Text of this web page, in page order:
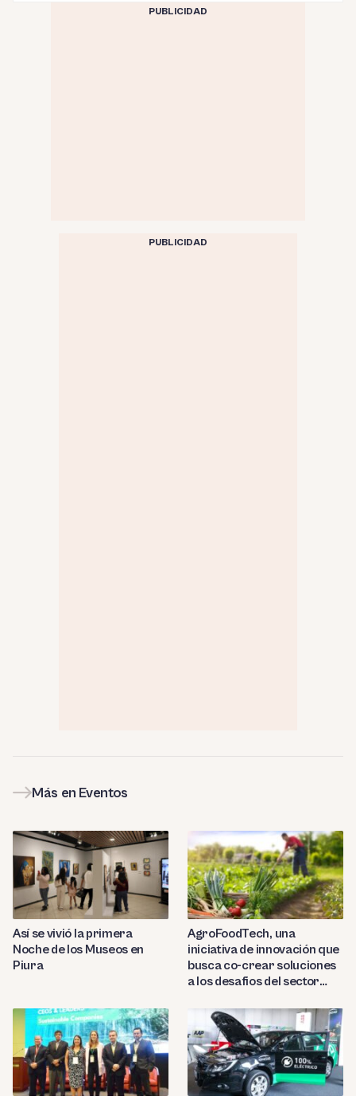
PUBLICIDAD
PUBLICIDAD
Más en Eventos
Así se vivió la primera
Noche de los Museos en
Piura
AgroFoodTech, una
iniciativa de innovación que
busca co-crear soluciones
a los desafios del sector